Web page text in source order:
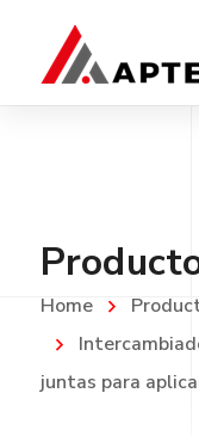
Home
juntas para